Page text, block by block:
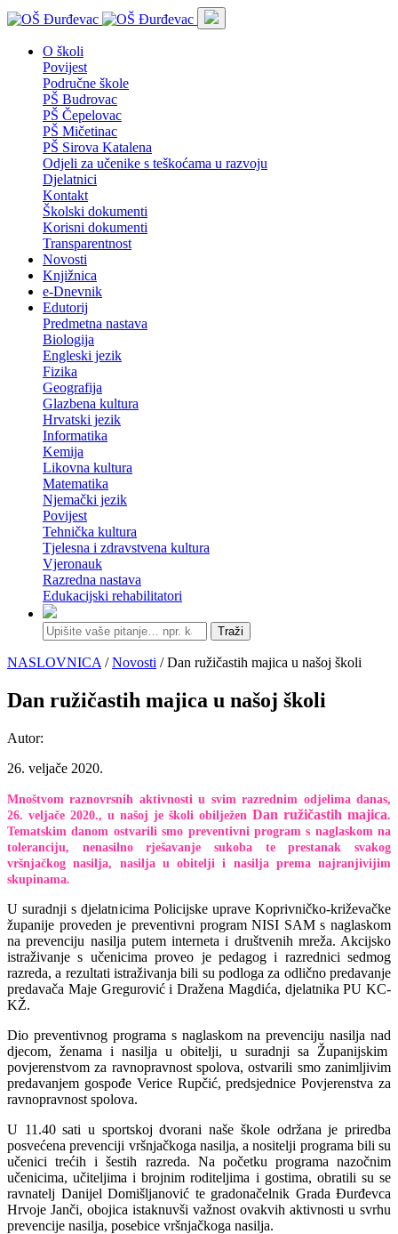
O školi
Povijest
Područne škole
PŠ Budrovac
PŠ Čepelovac
PŠ Mičetinac
PŠ Sirova Katalena
Odjeli za učenike s teškoćama u razvoju
Djelatnici
Kontakt
Školski dokumenti
Korisni dokumenti
Transparentnost
Novosti
Knjižnica
e-Dnevnik
Edutorij
Predmetna nastava
Biologija
Engleski jezik
Fizika
Geografija
Glazbena kultura
Hrvatski jezik
Informatika
Kemija
Likovna kultura
Matematika
Njemački jezik
Povijest
Tehnička kultura
Tjelesna i zdravstvena kultura
Vjeronauk
Razredna nastava
Edukacijski rehabilitatori
Traži
NASLOVNICA /Novosti / Dan ružičastih majica u našoj školi
Dan ružičastih majica u našoj školi
Autor:
26. veljače 2020.
Mnoštvom raznovrsnih aktivnosti u svim razrednim odjelima danas,
26. veljače 2020., u našoj je školi obilježen Dan ružičastih majica.
Tematskim danom ostvarili smo preventivni program s naglaskom na
toleranciju, nenasilno rješavanje sukoba te prestanak svakog
vršnjačkog nasilja, nasilja u obitelji i nasilja prema najranjivijim
skupinama.
U suradnji s djelatnicima Policijske uprave Koprivničko-križevačke
županije proveden je preventivni program NISI SAM s naglaskom
na prevenciju nasilja putem interneta i društvenih mreža. Akcijsko
istraživanje s učenicima proveo je pedagog i razrednici sedmog
razreda, a rezultati istraživanja bili su podloga za odlično predavanje
predavača Maje Gregurović i Dražena Magdića, djelatnika PU KC-
KŽ.
Dio preventivnog programa s naglaskom na prevenciju nasilja nad
djecom, ženama i nasilja u obitelji, u suradnji sa Županijskim
povjerenstvom za ravnopravnost spolova, ostvarili smo zanimljivim
predavanjem gospođe Verice Rupčić, predsjednice Povjerenstva za
ravnopravnost spolova.
U 11.40 sati u sportskoj dvorani naše škole održana je priredba
posvećena prevenciji vršnjačkoga nasilja, a nositelji programa bili su
učenici trećih i šestih razreda. Na početku programa nazočnim
učenicima, učiteljima i brojnim roditeljima i gostima, obratili su se
ravnatelj Danijel Domišljanović te gradonačelnik Grada Đurđevca
Hrvoje Janči, obojica istaknuvši važnost ovakvih aktivnosti u svrhu
prevencije nasilja, posebice vršnjačkoga nasilja.